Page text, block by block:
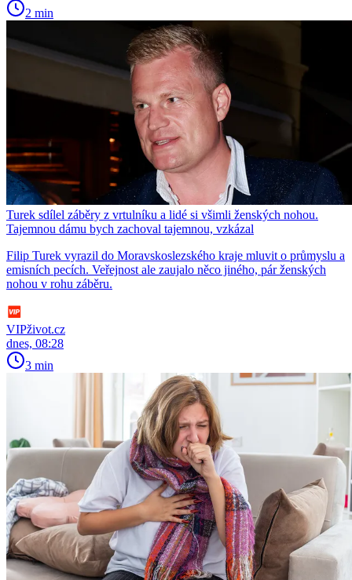
2 min
Turek sdílel záběry z vrtulníku a lidé si všimli ženských nohou.
Tajemnou dámu bych zachoval tajemnou, vzkázal
Filip Turek vyrazil do Moravskoslezského kraje mluvit o průmyslu a
emisních pecích. Veřejnost ale zaujalo něco jiného, pár ženských
nohou v rohu záběru.
VIPživot.cz
dnes, 08:28
3 min